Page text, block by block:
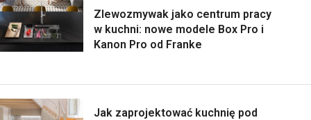
Zlewozmywak jako centrum pracy
w kuchni: nowe modele Box Pro i
Kanon Pro od Franke
Jak zaprojektować kuchnię pod